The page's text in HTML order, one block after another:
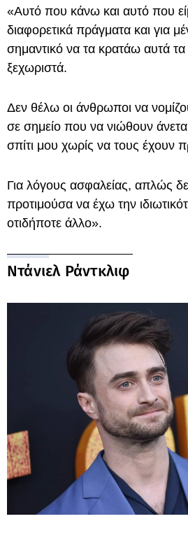
«Αυτό που κάνω και αυτό που
διαφορετικά πράγματα και για
σημαντικό να τα κρατάω αυτά
ξεχωριστά.
Δεν θέλω οι άνθρωποι να
σε σημείο που να νιώθουν
σπίτι μου χωρίς να τους έχουν
Για λόγους ασφαλείας, απλώς
προτιμούσα να έχω την
οτιδήποτε άλλο».
Ντάνιελ Ράντκλιφ